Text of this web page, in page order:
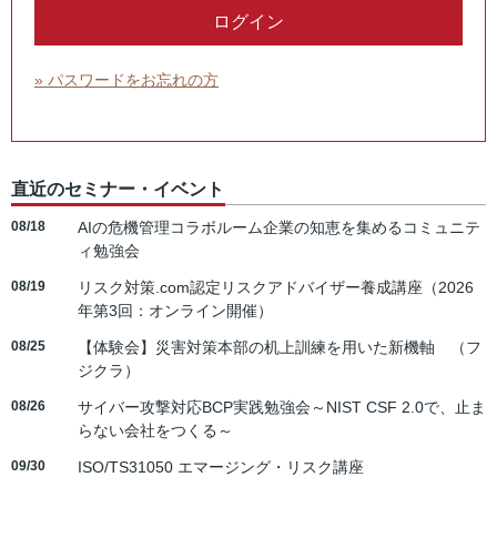
» パスワードをお忘れの方
直近のセミナー・イベント
08/18
AIの危機管理コラボルーム企業の知恵を集めるコミュニテ
ィ勉強会
08/19
リスク対策.com認定リスクアドバイザー養成講座（2026
年第3回：オンライン開催）
08/25
【体験会】災害対策本部の机上訓練を用いた新機軸 （フ
ジクラ）
08/26
サイバー攻撃対応BCP実践勉強会～NIST CSF 2.0で、止ま
らない会社をつくる～
09/30 ISO/TS31050 エマージング・リスク講座